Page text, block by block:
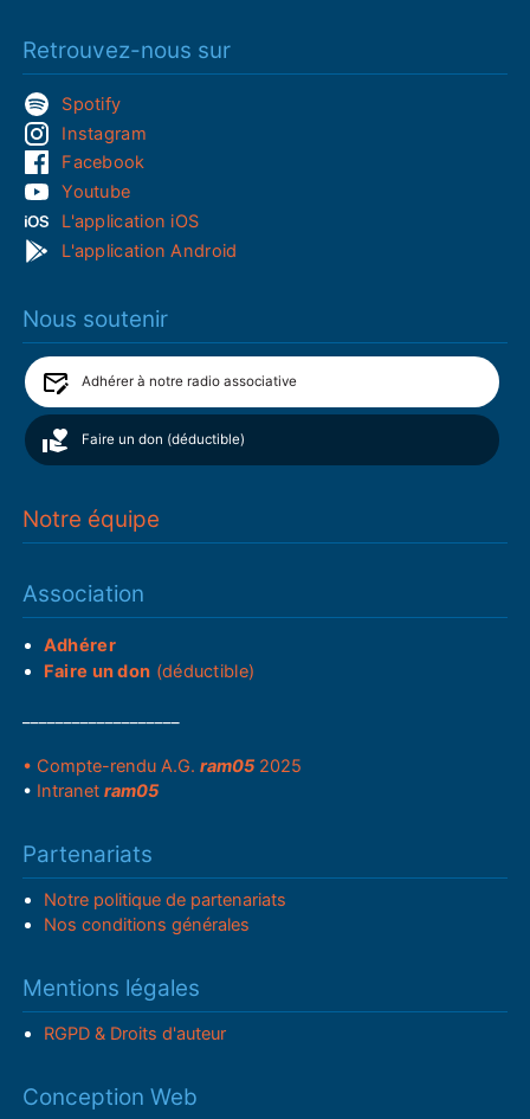
Retrouvez-nous sur
Spotify
Instagram
Facebook
Youtube
L'application iOS
L'application Android
Nous soutenir
Adhérer à notre radio associative
Faire un don (déductible)
Notre équipe
Association
Adhérer
Faire un don (déductible)
• Compte-rendu A.G.ram05 2025
• Intranetram05
Partenariats
Notre politique de partenariats
Nos conditions générales
Mentions légales
RGPD & Droits d'auteur
Conception Web